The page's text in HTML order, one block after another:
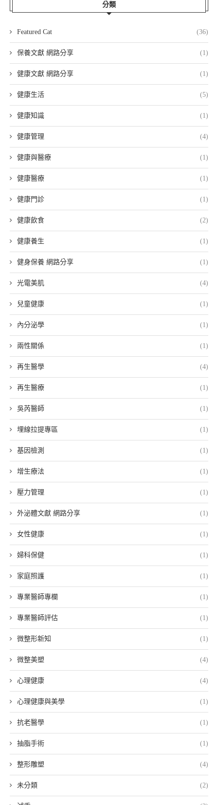
分類
Featured Cat (36)
保養文獻 網路分享 (1)
健康文獻 網路分享 (1)
健康生活 (5)
健康知識 (1)
健康管理 (4)
健康與醫療 (1)
健康醫療 (1)
健康門診 (1)
健康飲食 (2)
健康養生 (1)
健身保養 網路分享 (1)
光電美肌 (4)
兒童健康 (1)
內分泌學 (1)
兩性關係 (1)
再生醫學 (4)
再生醫療 (1)
吳芮醫師 (1)
埋線拉提專區 (1)
基因檢測 (1)
增生療法 (1)
壓力管理 (1)
外泌體文獻 網路分享 (1)
女性健康 (1)
婦科保健 (1)
家庭照護 (1)
專業醫師專欄 (1)
專業醫師評估 (1)
微整形新知 (1)
微整美塑 (4)
心理健康 (4)
心理健康與美學 (1)
抗老醫學 (1)
抽脂手術 (1)
整形雕塑 (4)
未分類 (2)